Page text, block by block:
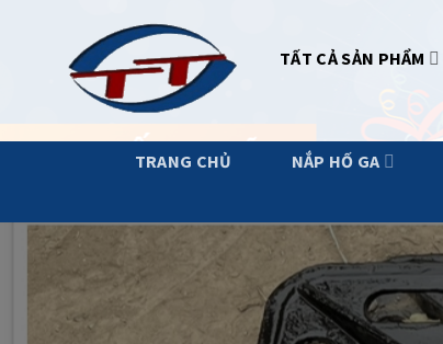
TẤT CẢ SẢN PHẨM
TRANG CHỦ NẮP HỐ GA